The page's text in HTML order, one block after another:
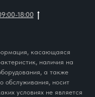
18:00
касающаяся
наличия на
а также
обслуживания, носит
условиях не является